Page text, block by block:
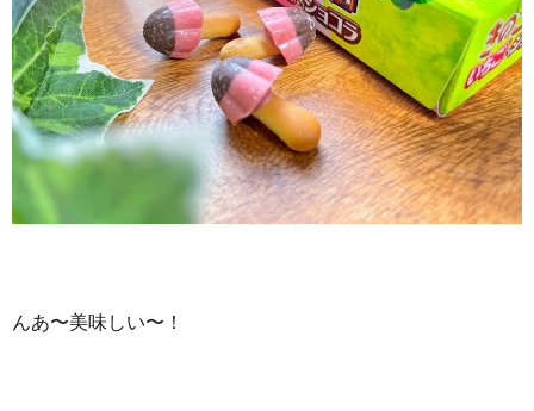
んあ〜美味しい〜！